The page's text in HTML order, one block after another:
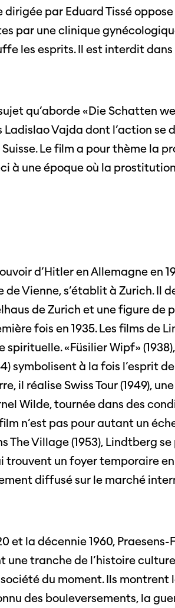
par Eduard Tissé
par une clinique
les esprits. Il est interdit
qu’aborde «Die Schatten
Vajda dont l’action se
Le film a pour thème la
à une époque où la
d’Hitler en Allemagne en
Vienne, s’établit à Zurich. Il
de Zurich et une figure de
fois en 1935. Les films
«Füsilier Wipf»
symbolisent à la fois l’esprit
il réalise Swiss Tour (1949),
Wilde, tournée dans des
n’est pas pour autant un
The Village (1953), Lindtberg
trouvent un foyer temporaire en
diffusé sur le marché
et la décennie 1960,
tranche de l’histoire
du moment. Ils montrent
des bouleversements, la